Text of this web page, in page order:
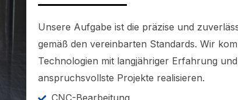
Unsere Aufgabe ist die präzise und
gemäß den vereinbarten Standards. Wir
Technologien mit langjähriger Erfahrung
anspruchsvollste Projekte realisieren.
CNC-Bearbeitung